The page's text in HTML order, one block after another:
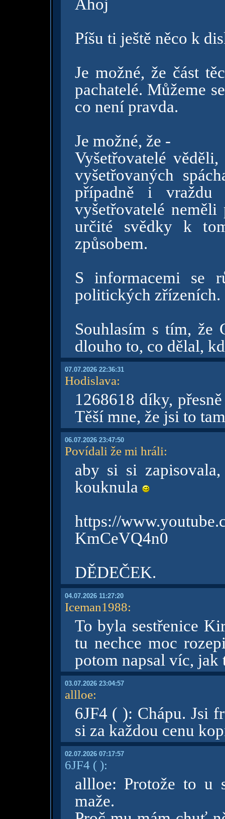
Ahoj
Píšu ti ještě něco k
Je možné, že část
pachatelé. Můžeme
co není pravda.
Je možné, že -
Vyšetřovatelé
vyšetřovaných
případně i vraždu
vyšetřovatelé
určité svědky k
způsobem.
S informacemi se
politických zřízeních.
Souhlasím s tím, že
dlouho to, co dělal,
07.07.2026 22:36:31
Hodislava:
1268618 díky,
Těší mne, že jsi to
06.07.2026 23:47:50
Povídali že mi hráli:
aby si si
kouknula
https://
KmCeVQ4n0
DĚDEČEK.
04.07.2026 11:27:20
Iceman1988:
To byla sestřenice
tu nechce moc
potom napsal víc, jak
03.07.2026 23:04:57
allloe:
6JF4 ( ): Chápu. Jsi
si za každou cenu
02.07.2026 07:17:57
6JF4 ( ):
allloe: Protože to u
maže.